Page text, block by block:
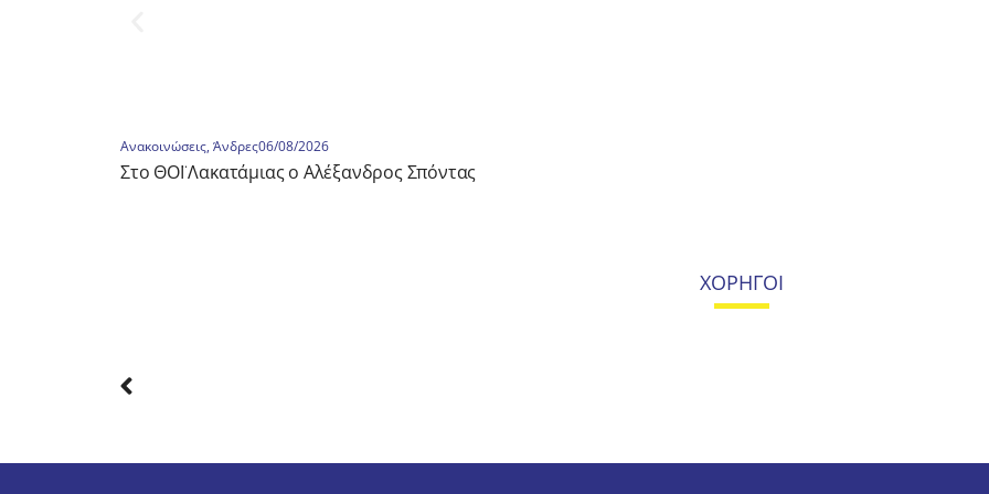
Ανακοινώσεις, Άνδρες06/08/2026
Στο ΘΟΪ Λακατάμιας ο Αλέξανδρος Σπόντας
ΧΟΡΗΓΟΙ